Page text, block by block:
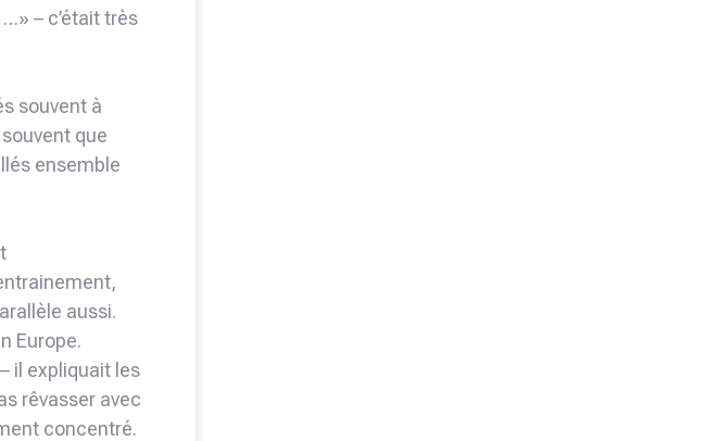
– c’était très
souvent à
que
ensemble
aussi.
Europe.
il expliquait les
rêvasser avec
concentré.